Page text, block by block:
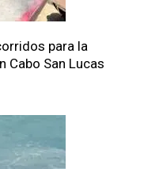
para la
Cabo San Lucas